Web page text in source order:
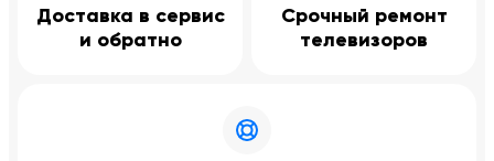
Доставка в сервис
и обратно
Срочный ремонт
телевизоров